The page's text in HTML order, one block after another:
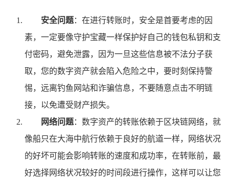
安全问题：在进行转账时，安全是首要考虑的因
素，一定要像守护宝藏一样保护好自己的钱包私钥和支
付密码，避免泄露，因为一旦这些信息被不法分子获
取，您的数字资产就会陷入危险之中，要时刻保持警
惕，远离钓鱼网站和诈骗信息，不要随意点击不明链
接，以免遭受财产损失。
网络问题：数字资产的转账依赖于区块链网络，就
像船只在大海中航行依赖于良好的航道一样，网络状况
的好坏可能会影响转账的速度和成功率，在转账前，最
好选择网络状况较好的时间段进行操作，这样可以让您